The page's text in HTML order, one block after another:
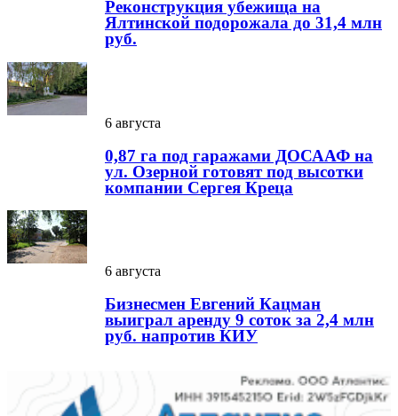
Реконструкция убежища на
Ялтинской подорожала до 31,4 млн
руб.
6 августа
0,87 га под гаражами ДОСААФ на
ул. Озерной готовят под высотки
компании Сергея Креца
6 августа
Бизнесмен Евгений Кацман
выиграл аренду 9 соток за 2,4 млн
руб. напротив КИУ